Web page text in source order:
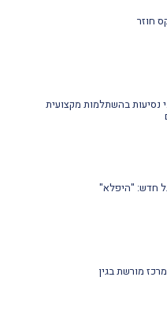
חוזר
נסיעות בהשתלמות מקצועית
חדש: "היפלא"
מורשת בגין